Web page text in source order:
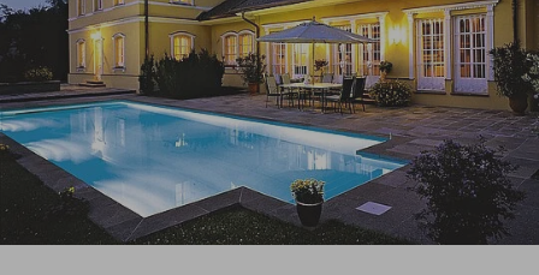
Häuser
Bauweise
Erleben